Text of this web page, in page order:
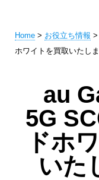
Home > お役立ち情報 >
ホワイトを買取いたしま
au
5G
ドホ
いた